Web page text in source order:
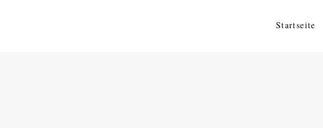
Startseite